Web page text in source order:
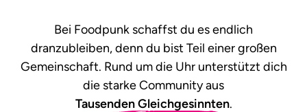
Bei Foodpunk schaffst du es endlich
dranzubleiben, denn du bist Teil einer großen
Gemeinschaft. Rund um die Uhr unterstützt dich
die starke Community aus
Tausenden Gleichgesinnten.